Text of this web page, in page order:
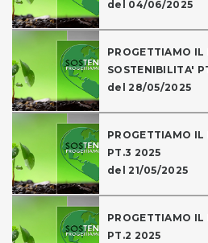
del 04/06/2025
PROGETTIAMO IL
SOSTENIBILITA'
del 28/05/2025
PROGETTIAMO
PT.3 2025
del 21/05/2025
PROGETTIAMO
PT.2 2025